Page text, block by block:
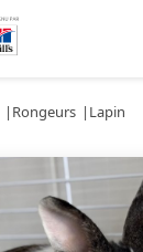
Rongeurs Lapin